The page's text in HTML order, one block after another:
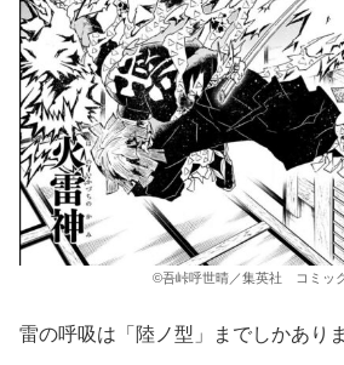
©吾峠呼世晴／集英社 コミッ
雷の呼吸は「陸ノ型」までしかあり